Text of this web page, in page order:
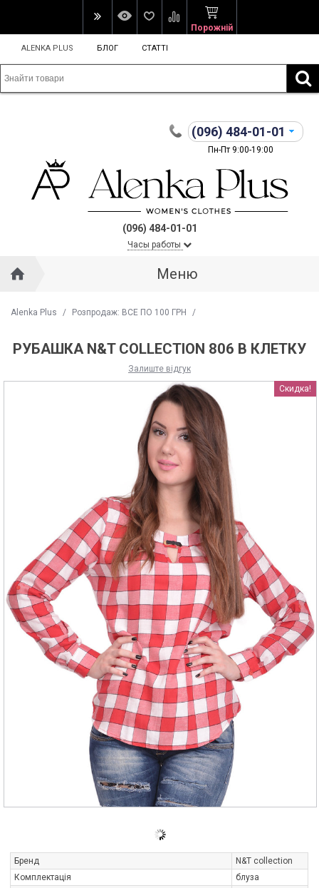
Порожній
ALENKA PLUS БЛОГ СТАТТІ
(096) 484-01-01
Пн-Пт 9:00-19:00
(096) 484-01-01
Часы работы
Меню
Alenka Plus / Розпродаж: ВСЕ ПО 100 ГРН /
РУБАШКА N&T COLLECTION 806 В КЛЕТКУ
Залиште відгук
Скидка!
Бренд
N&T collection
Комплектація
блуза